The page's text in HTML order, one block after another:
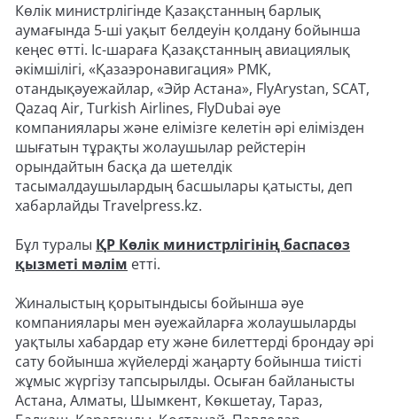
Көлік министрлігінде Қазақстанның барлық
аумағында 5-ші уақыт белдеуін қолдану бойынша
кеңес өтті. Іс-шараға Қазақстанның авиациялық
әкімшілігі, «Қазаэронавигация» РМК,
отандықәуежайлар, «Эйр Астана», FlyArystan, SCAT,
Qazaq Air, Turkish Airlines, FlyDubai әуе
компаниялары және елімізге келетін әрі елімізден
шығатын тұрақты жолаушылар рейстерін
орындайтын басқа да шетелдік
тасымалдаушылардың басшылары қатысты, деп
хабарлайды Travelpress.kz.
Бұл туралы ҚР Көлік министрлігінің баспасөз
қызметі мәлім етті.
Жиналыстың қорытындысы бойынша әуе
компаниялары мен әуежайларға жолаушыларды
уақтылы хабардар ету және билеттерді брондау әрі
сату бойынша жүйелерді жаңарту бойынша тиісті
жұмыс жүргізу тапсырылды. Осыған байланысты
Астана, Алматы, Шымкент, Көкшетау, Тараз,